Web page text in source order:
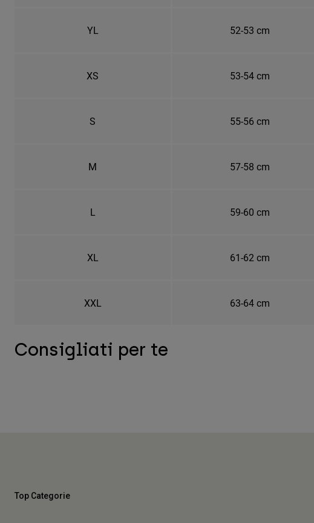
YL 52-53 cm
XS 53-54 cm
S 55-56 cm
M 57-58 cm
L 59-60 cm
XL 61-62 cm
XXL 63-64 cm
Consigliati per te
Top Categorie